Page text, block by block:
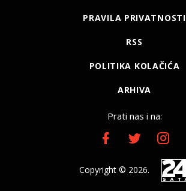
PRAVILA PRIVATNOSTI
RSS
POLITIKA KOLAČIĆA
ARHIVA
Prati nas i na:
Copyright © 2026.